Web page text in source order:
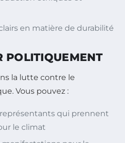
en matière de durabilité
POLITIQUEMENT
la lutte contre le
Vous pouvez :
qui prennent
le climat